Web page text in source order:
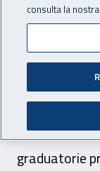
Pubblicato
relativo alla
graduatorie
consulta la nostra